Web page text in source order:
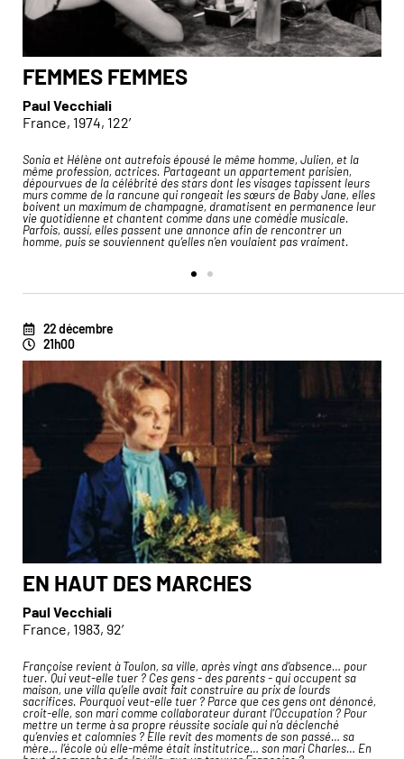
FEMMES FEMMES
Paul Vecchiali
France, 1974, 122′
Sonia et Hélène ont autrefois épousé le même homme, Julien, et la
même profession, actrices. Partageant un appartement parisien,
dépourvues de la célébrité des stars dont les visages tapissent leurs
murs comme de la rancune qui rongeait les sœurs de Baby Jane, elles
boivent un maximum de champagne, dramatisent en permanence leur
vie quotidienne et chantent comme dans une comédie musicale.
Parfois, aussi, elles passent une annonce afin de rencontrer un
homme, puis se souviennent qu’elles n’en voulaient pas vraiment.
22 décembre
21h00
EN HAUT DES MARCHES
Paul Vecchiali
France, 1983, 92′
Françoise revient à Toulon, sa ville, après vingt ans d’absence… pour
tuer. Qui veut-elle tuer ? Ces gens - des parents - qui occupent sa
maison, une villa qu’elle avait fait construire au prix de lourds
sacrifices. Pourquoi veut-elle tuer ? Parce que ces gens ont dénoncé,
croit-elle, son mari comme collaborateur durant l’Occupation ? Pour
mettre un terme à sa propre réussite sociale qui n’a déclenché
qu’envies et calomnies ? Elle revit des moments de son passé… sa
mère… l’école où elle-même était institutrice… son mari Charles… En